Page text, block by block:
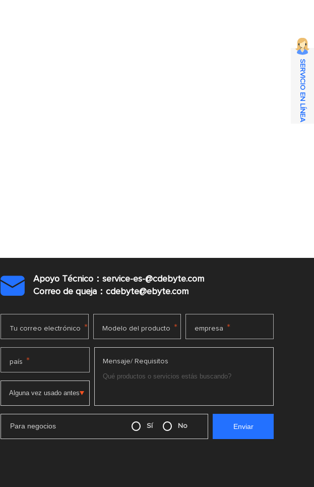

Apoyo Técnico：service-es-@cdebyte.com
Correo de queja：cdebyte@ebyte.com
Tu correo electrónico * Modelo del producto * empresa *
país * Mensaje/ Requisitos
Para negocios Sí No
SERVICIO EN LÍNEA